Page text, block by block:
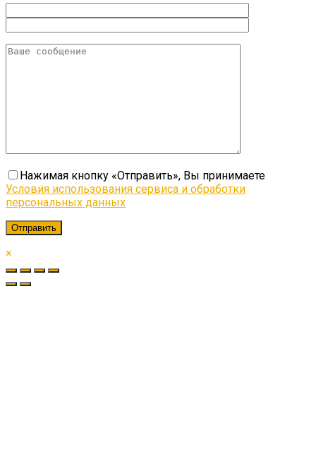
Нажимая кнопку «Отправить», Вы принимаете
Условия использования сервиса и обработки
персональных данных
×